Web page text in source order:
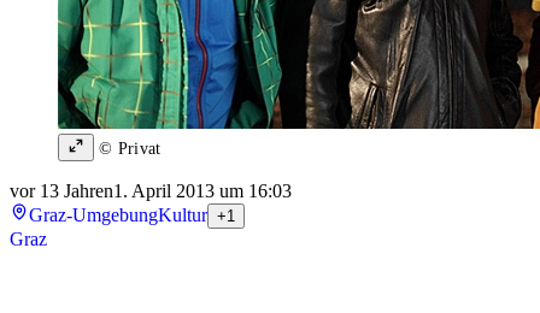
© Privat
vor 13 Jahren1. April 2013 um 16:03
Graz-UmgebungKultur +1
Graz